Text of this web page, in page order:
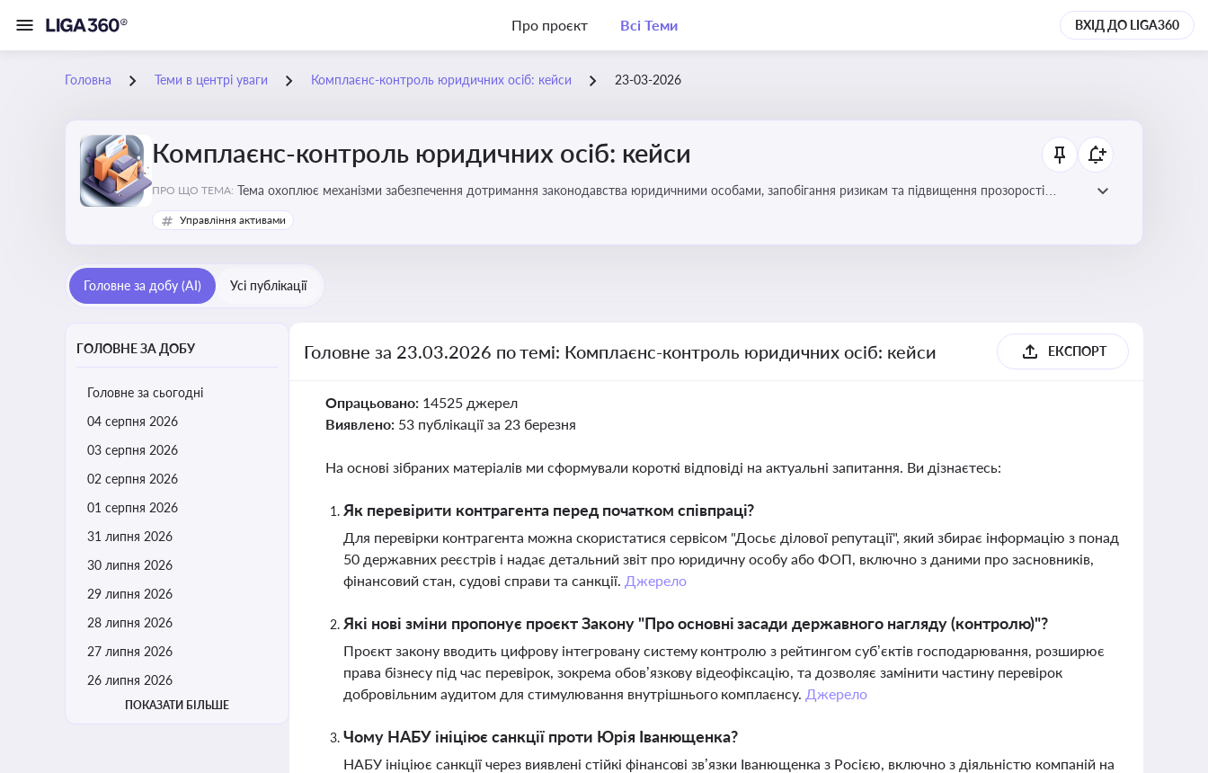
Про проєкт Всі Теми ВХІД ДО LIGA360
Головна Теми в центрі уваги Комплаєнс-контроль юридичних осіб: кейси 23-03-2026
Комплаєнс-контроль юридичних осіб: кейси
ПРО ЩО ТЕМА: Тема охоплює механізми забезпечення дотримання законодавства юридичними особами, запобігання ризикам та підвищення прозорості
діяльності
Управління активами
Головне за добу (AI) Усі публікації
ГОЛОВНЕ ЗА ДОБУ
Головне за сьогодні
04 серпня 2026
03 серпня 2026
02 серпня 2026
01 серпня 2026
31 липня 2026
30 липня 2026
29 липня 2026
28 липня 2026
27 липня 2026
26 липня 2026
ПОКАЗАТИ БІЛЬШЕ
Головне за 23.03.2026 по темі: Комплаєнс-контроль юридичних осіб: кейси ЕКСПОРТ
Опрацьовано: 14525 джерел
Виявлено: 53 публікації за 23 березня
На основі зібраних матеріалів ми сформували короткі відповіді на актуальні запитання. Ви дізнаєтесь:
Як перевірити контрагента перед початком співпраці?
Для перевірки контрагента можна скористатися сервісом "Досьє ділової репутації", який збирає інформацію з понад
50 державних реєстрів і надає детальний звіт про юридичну особу або ФОП, включно з даними про засновників,
фінансовий стан, судові справи та санкції. Джерело
Які нові зміни пропонує проєкт Закону "Про основні засади державного нагляду (контролю)"?
Проєкт закону вводить цифрову інтегровану систему контролю з рейтингом суб’єктів господарювання, розширює
права бізнесу під час перевірок, зокрема обов’язкову відеофіксацію, та дозволяє замінити частину перевірок
добровільним аудитом для стимулювання внутрішнього комплаєнсу. Джерело
Чому НАБУ ініціює санкції проти Юрія Іванющенка?
НАБУ ініціює санкції через виявлені стійкі фінансові зв’язки Іванющенка з Росією, включно з діяльністю компаній на